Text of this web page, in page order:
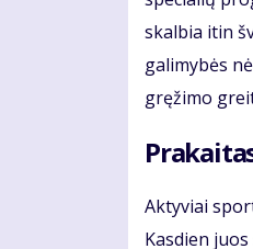
skalbia itin
galimybės
gręžimo
Aktyviai
Kasdien